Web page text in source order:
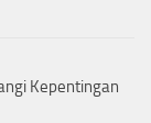
Kepentingan